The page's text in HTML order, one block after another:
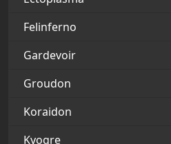
Felinferno
Gardevoir
Groudon
Koraidon
Kyogre